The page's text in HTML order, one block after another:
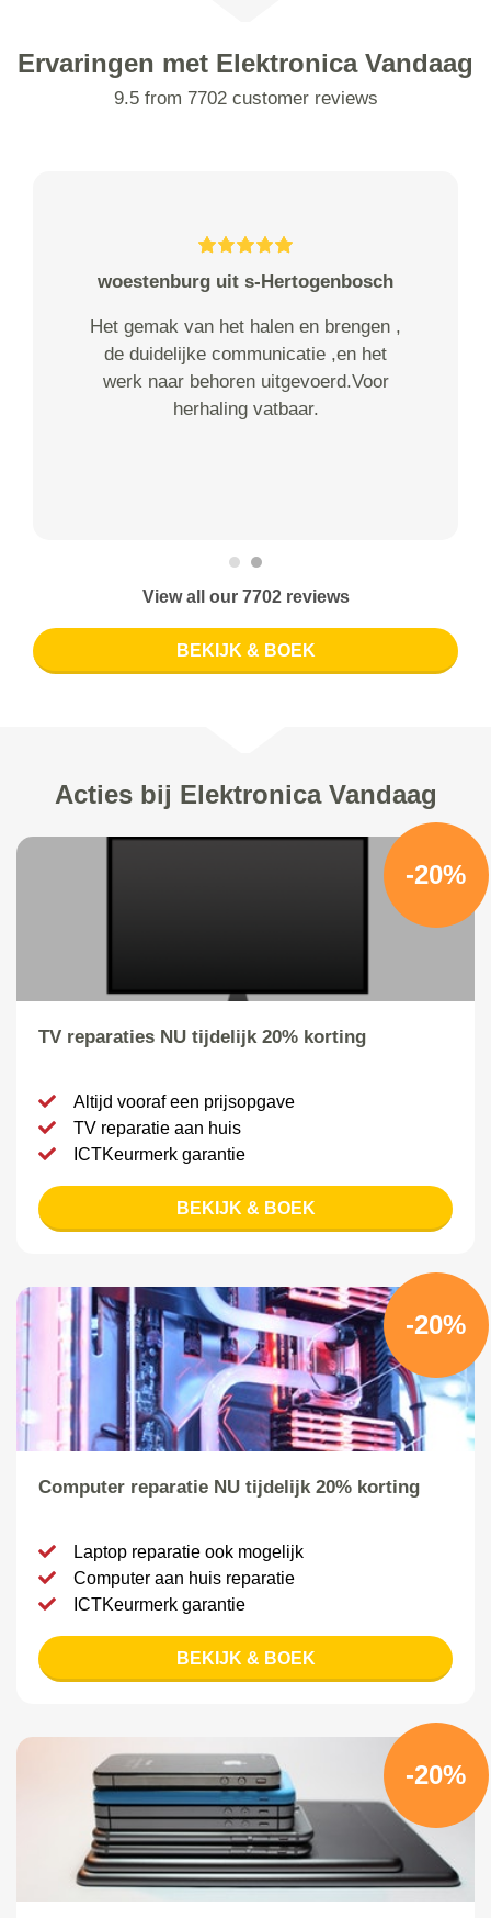
Ervaringen met Elektronica Vandaag
9.5 from 7702 customer reviews
woestenburg uit s-Hertogenbosch
Het gemak van het halen en brengen ,
de duidelijke communicatie ,en het
werk naar behoren uitgevoerd.Voor
herhaling vatbaar.
View all our 7702 reviews
BEKIJK & BOEK
Acties bij Elektronica Vandaag
-20%
TV reparaties NU tijdelijk 20% korting
Altijd vooraf een prijsopgave
TV reparatie aan huis
ICTKeurmerk garantie
BEKIJK & BOEK
-20%
Computer reparatie NU tijdelijk 20% korting
Laptop reparatie ook mogelijk
Computer aan huis reparatie
ICTKeurmerk garantie
BEKIJK & BOEK
-20%